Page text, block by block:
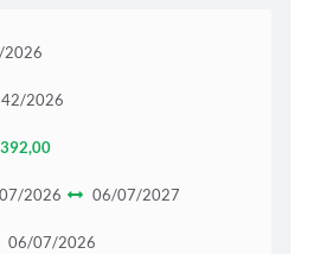
2026
42/2026
2026 06/07/2027
06/07/2026